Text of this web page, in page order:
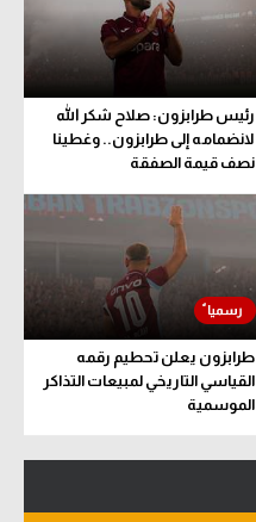
رئيس طرابزون: صلاح شكر الله
لانضمامه إلى طرابزون.. وغطينا
نصف قيمة الصفقة
طرابزون يعلن تحطيم رقمه
القياسي التاريخي لمبيعات التذاكر
الموسمية